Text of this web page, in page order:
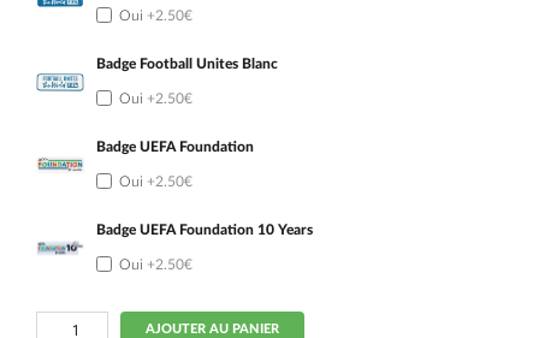
Oui +2.50€
Badge Football Unites Blanc
Oui +2.50€
Badge UEFA Foundation
Oui +2.50€
Badge UEFA Foundation 10 Years
Oui +2.50€
quantité
AJOUTER AU PANIER